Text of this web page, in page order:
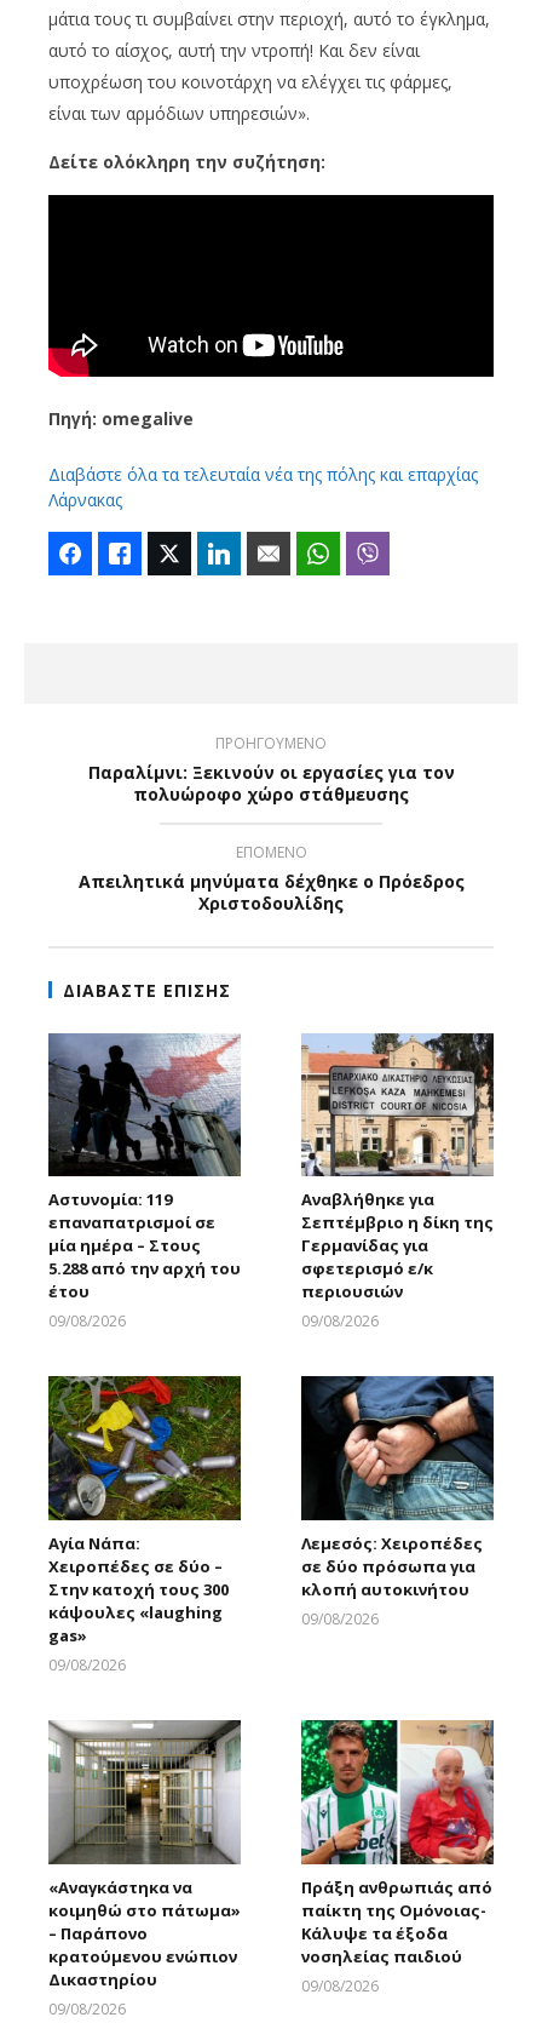
μάτια τους τι συμβαίνει στην περιοχή, αυτό το έγκλημα,
αυτό το αίσχος, αυτή την ντροπή! Και δεν είναι
υποχρέωση του κοινοτάρχη να ελέγχει τις φάρμες,
είναι των αρμόδιων υπηρεσιών».
Δείτε ολόκληρη την συζήτηση:
Πηγή: omegalive
Διαβάστε όλα τα τελευταία νέα της πόλης και επαρχίας
Λάρνακας
FacebookLike Twitter LinkedIn Email WhatsApp
ΠΡΟΗΓΟΥΜΕΝΟ
Παραλίμνι: Ξεκινούν οι εργασίες για τον
πολυώροφο χώρο στάθμευσης
ΕΠΟΜΕΝΟ
Απειλητικά μηνύματα δέχθηκε ο Πρόεδρος
Χριστοδουλίδης
ΔΙΑΒΑΣΤΕ ΕΠΙΣΗΣ
Αστυνομία: 119
επαναπατρισμοί σε
μία ημέρα – Στους
5.288 από την αρχή του
έτου
09/08/2026
Αναβλήθηκε για
Σεπτέμβριο η δίκη της
Γερμανίδας για
σφετερισμό ε/κ
περιουσιών
09/08/2026
Αγία Νάπα:
Χειροπέδες σε δύο –
Στην κατοχή τους 300
κάψουλες «laughing
gas»
09/08/2026
Λεμεσός: Χειροπέδες
σε δύο πρόσωπα για
κλοπή αυτοκινήτου
09/08/2026
«Αναγκάστηκα να
κοιμηθώ στο πάτωμα»
– Παράπονο
κρατούμενου ενώπιον
Δικαστηρίου
09/08/2026
Πράξη ανθρωπιάς από
παίκτη της Ομόνοιας-
Κάλυψε τα έξοδα
νοσηλείας παιδιού
09/08/2026